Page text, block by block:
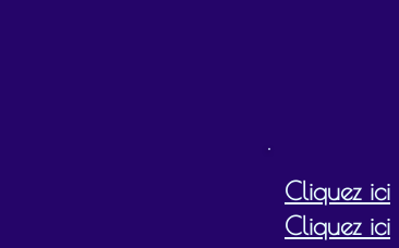
Cliquez ici
Cliquez ici